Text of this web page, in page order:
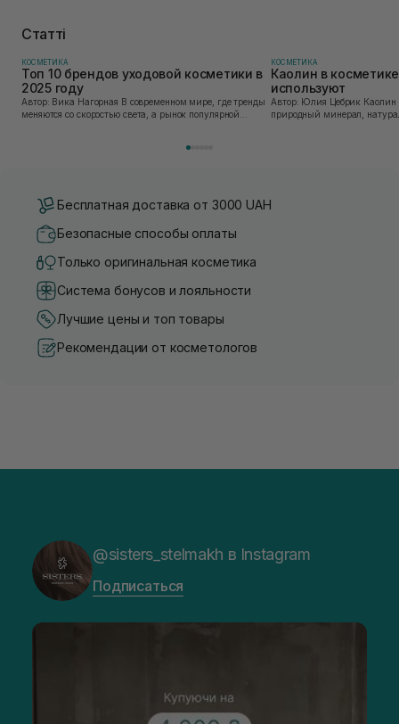
Статті
КОСМЕТИКА
Топ 10 брендов уходовой косметики в
2025 году
Автор: Вика Нагорная В современном мире, где тренды
меняются со скоростью света, а рынок популярной
КОСМЕТИКА
Каолин в
используют
Автор: Юлия Цебрик Каолин в косметологии – это
природный минерал,
Бесплатная доставка от 3000 UAH
Безопасные способы оплаты
Только оригинальная косметика
Система бонусов и лояльности
Лучшие цены и топ товары
Рекомендации от косметологов
@sisters_stelmakh в Instagram
Подписаться